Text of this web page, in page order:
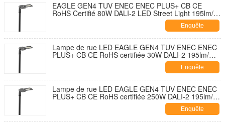
EAGLE GEN4 TUV ENEC ENEC PLUS+ CB CE
RoHS Certifié 80W DALI-2 LED Street Light 195lm/W
Avec 7 PIN NEMA Socket Shorting Cap et 10KV SPD
Enquête
maintenant
Lampe de rue LED EAGLE GEN4 TUV ENEC ENEC
PLUS+ CB CE RoHS certifiée 30W DALI-2 195lm/W
avec capuchon de fermeture de douille NEMA 7
broches et conception auto-nettoyante et ouverture
sans outil avec parasurtenseur 10KV
Enquête
maintenant
Lampe de rue LED EAGLE GEN4 TUV ENEC ENEC
PLUS+ CB CE RoHS certifiée 250W DALI-2 195lm/W
avec capuchon de fermeture de prise NEMA 7
broches et conception à ouverture sans outil et
autonettoyante avec parasurtenseur 10KV
Enquête
maintenant